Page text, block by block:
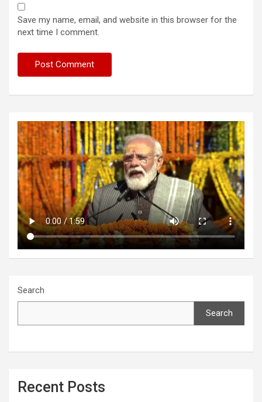
Save my name, email, and website in this browser for the
next time I comment.
Search
Search
Recent Posts